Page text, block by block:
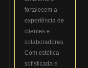
fortalecem a
experiência de
clientes e
colaboradores.
Com estética
sofisticada e